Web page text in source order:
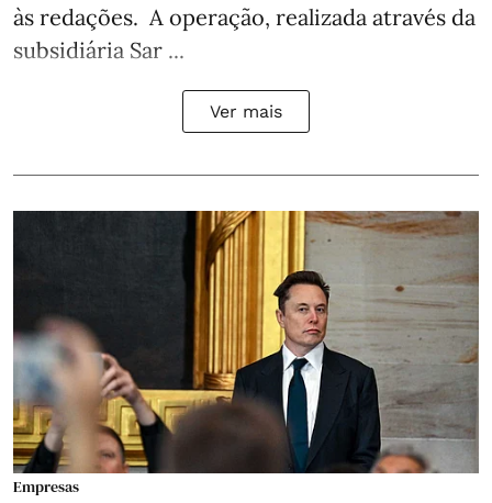
às redações. A operação, realizada através da
subsidiária Sar ...
Ver mais
Empresas